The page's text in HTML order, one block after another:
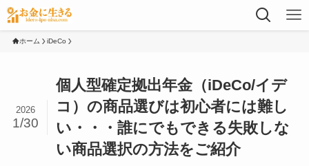
ホーム iDeCo
個人型確定拠出年金（iDeCo/イデ
コ）の商品選びは初心者には難し
い・・・誰にでもできる失敗しな
い商品選択の方法をご紹介
2026
1/30